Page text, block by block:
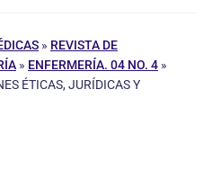
» REVISTA DE
» ENFERMERÍA. 04 NO. 4 »
ÉTICAS, JURÍDICAS Y